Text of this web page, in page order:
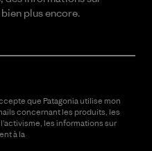
plus encore.
que Patagonia utilise mon
concernant les produits, les
les informations sur
à la